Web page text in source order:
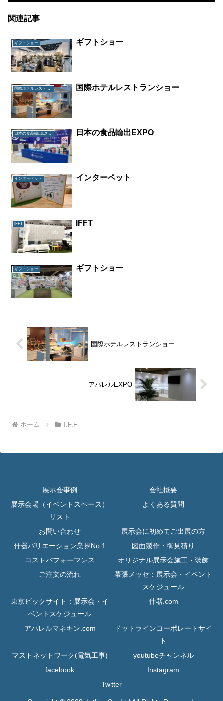
関連記事
ギフトショー ギフトショー
国際ホテルレストランショー
日本の食品輸出EXPO 日本の食品輸出EXPO
インターペット インターペット
IFFT IFFT
ギフトショー ギフトショー
国際ホテルレストランショー
アパレルEXPO
ホーム I.F.F
展示会事例
会社概要
展示会場（イベントスペース）
リスト
よくある質問
お問い合わせ
展示会に初めてご出展の方
什器バリエーション業界No.1
図面製作・御見積り
コストパフォーマンス
オリジナル展示会施工・装飾
ご注文の流れ
幕張メッセ：展示会・イベント
スケジュール
東京ビックサイト：展示会・イ
ベントスケジュール
什器.com
アパレルマネキン.com
ドットラインコーポレートサイ
ト
マストネットワーク(電気工事)
youtubeチャンネル
facebook
Instagram
Twitter